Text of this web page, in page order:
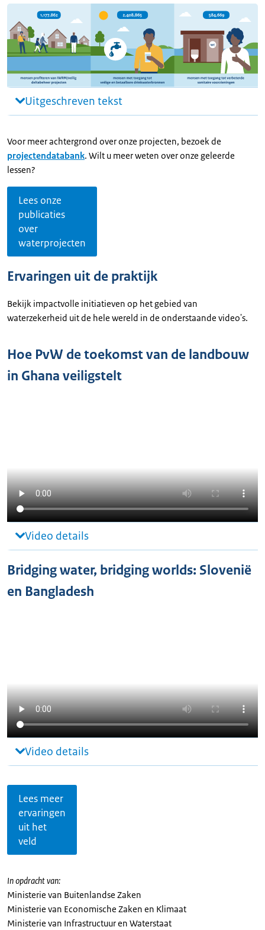
Uitgeschreven tekst
Voor meer achtergrond over onze projecten, bezoek de
projectendatabank. Wilt u meer weten over onze geleerde
lessen?
Lees onze
publicaties
over
waterprojecten
Ervaringen uit de praktijk
Bekijk impactvolle initiatieven op het gebied van
waterzekerheid uit de hele wereld in de onderstaande video's.
Hoe PvW de toekomst van de landbouw
in Ghana veiligstelt
Video details
Bridging water, bridging worlds: Slovenië
en Bangladesh
Video details
Lees meer
ervaringen
uit het
veld
In opdracht van:
Ministerie van Buitenlandse Zaken
Ministerie van Economische Zaken en Klimaat
Ministerie van Infrastructuur en Waterstaat